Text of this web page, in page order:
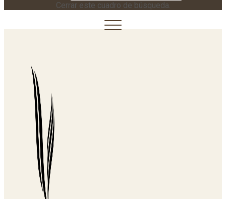
Cerrar este cuadro de búsqueda.